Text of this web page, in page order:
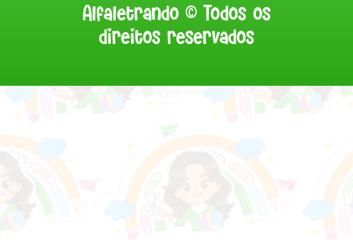
Alfaletrando © Todos os
direitos reservados